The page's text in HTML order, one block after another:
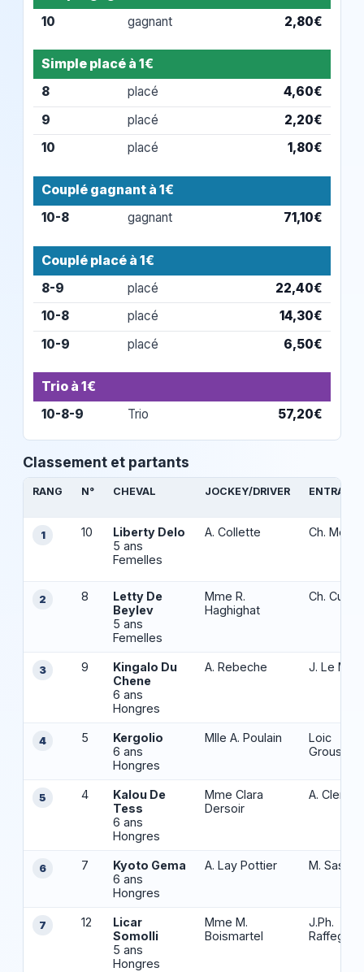
10 gagnant 2,80€
Simple placé à 1€
8 placé
4,60€
9
placé
2,20€
10
placé 1,80€
Couplé gagnant à 1€
10-8 gagnant 71,10€
Couplé placé à 1€
8-9 placé
22,40€
10-8
placé
14,30€
10-9
placé 6,50€
Trio à 1€
10-8-9 Trio 57,20€
Classement et partants
RANG N° CHEVAL JOCKEY/DRIVER
1 10
Liberty Delo
5 ans
Femelles
A. Collette Ch.
2 8
Letty De
Beylev
5 ans
Femelles
Mme R.
Haghighat
Ch. Cuiller
3 9
Kingalo Du
Chene
6 ans
Hongres
A. Rebeche J. Le Mer
4 5
Kergolio
6 ans
Hongres
Mlle A. Poulain
Loic
5 4
Kalou De
Tess
6 ans
Hongres
Mme Clara
Dersoir
A. Clerin
6 7
Kyoto Gema
6 ans
Hongres
A. Lay Pottier M.
7 12
Licar
Somolli
5 ans
Hongres
Mme M.
Boismartel
J.Ph.